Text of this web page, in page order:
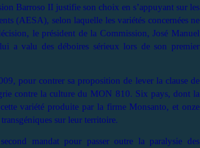
Barroso II justifie son choix en s’appuyant sur les
(AESA), selon laquelle les variétés concernées ne
le président de la Commission, José Manuel
a valu des déboires sérieux lors de son premier
pour contrer sa proposition de lever la clause de
contre la culture du MON 810. Six pays, dont la
variété produite par la firme Monsanto, et onze
sur leur territoire.
mandat pour passer outre la paralysie des